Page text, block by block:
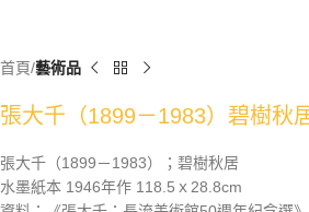
首頁 藝術品
張大千（1899－1983）碧樹秋
張大千（1899－1983）；碧樹秋居
水墨紙本 1946年作 118.5ｘ28.8cm